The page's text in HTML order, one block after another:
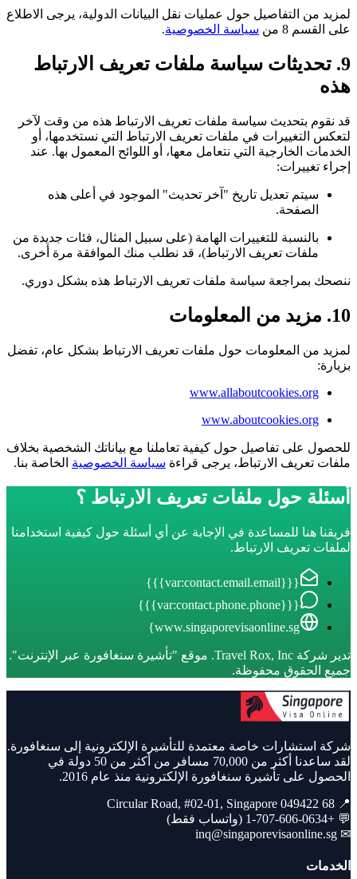
لمزيد من التفاصيل حول عمليات نقل البيانات الدولية، يرجى الاطلاع
على القسم 8 من
سياسة الخصوصية.
9. تحديثات سياسة ملفات تعريف الارتباط
هذه
قد نقوم بتحديث سياسة ملفات تعريف الارتباط هذه من وقت لآخر
لتعكس التغييرات في ملفات تعريف الارتباط التي نستخدمها، أو
الخدمات الخارجية التي نتعامل معها، أو اللوائح المعمول بها. عند
إجراء تغييرات:
سيتم تعديل تاريخ "آخر تحديث" الموجود في أعلى هذه
الصفحة.
بالنسبة للتغييرات الهامة (على سبيل المثال، فئات جديدة من
ملفات تعريف الارتباط)، قد نطلب منك الموافقة مرة أخرى.
ننصحك بمراجعة سياسة ملفات تعريف الارتباط هذه بشكل دوري.
10. مزيد من المعلومات
لمزيد من المعلومات حول ملفات تعريف الارتباط بشكل عام، تفضل
بزيارة:
www.allaboutcookies.org
www.aboutcookies.org
للحصول على تفاصيل حول كيفية تعاملنا مع بياناتك الشخصية بخلاف
ملفات تعريف الارتباط، يرجى قراءة سياسة الخصوصية الخاصة بنا.
أسئلة حول ملفات تعريف الارتباط ؟
فريقنا هنا للمساعدة في الإجابة عن أي أسئلة حول كيفية استخدامنا
لملفات تعريف الارتباط.
{{{var:contact.email.email}}}
{{{var:contact.phone.phone}}}
www.singaporevisaonline.sg}
تدير شركة Travel Rox, Inc. موقع "تأشيرة سنغافورة عبر الإنترنت".
جميع الحقوق محفوظة.
شركة استشارات خاصة معتمدة للتأشيرة الإلكترونية إلى سنغافورة.
لقد ساعدنا أكثر من 70,000 مسافر من أكثر من 50 دولة في
الحصول على تأشيرة سنغافورة الإلكترونية منذ عام 2016.
📍 68 Circular Road, #02-01, Singapore 049422
💬 +1-707-606-0634 (واتساب فقط)
✉
inq@singaporevisaonline.sg
الخدمات